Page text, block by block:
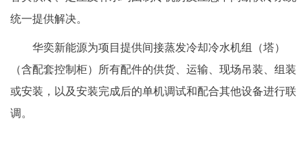
统一提供解决。
华奕新能源为项目提供间接蒸发冷却冷水机组（塔）
（含配套控制柜）所有配件的供货、运输、现场吊装、组装
或安装，以及安装完成后的单机调试和配合其他设备进行联
调。